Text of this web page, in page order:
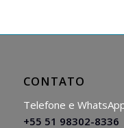
CONTATO
Telefone e
+55 51 98302-8336